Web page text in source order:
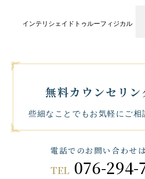
インテリシェイドトゥルーフィジカル
無料カウンセリン
些細なことでもお気軽にご相
電話でのお問い合わせ
TEL 076-294-